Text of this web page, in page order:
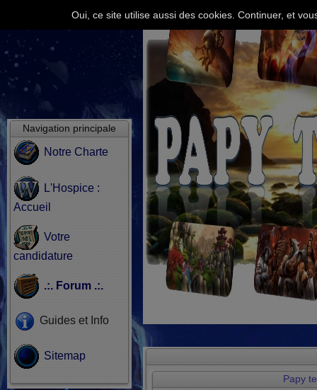
Navigation principale
Notre Charte
L'Hospice :
Accueil
Votre
candidature
.:. Forum .:.
Guides et Info
Sitemap
Papy
Oui, ce site utilise aussi des cookies. Continuer, et